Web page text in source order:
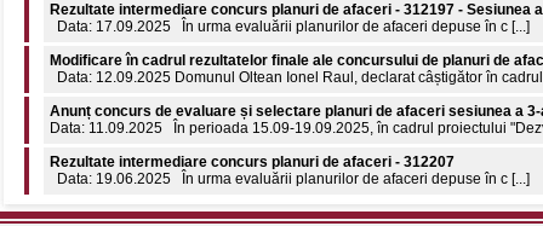
Rezultate intermediare concurs planuri de afaceri - 312197 - Sesiunea
Data: 17.09.2025 În urma evaluării planurilor de afaceri depuse în c [...]
Modificare în cadrul rezultatelor finale ale concursului de planuri de
Data: 12.09.2025 Domunul Oltean Ionel Raul, declarat câștigător în cadrul
Anunț concurs de evaluare și selectare planuri de afaceri sesiunea a 3-
Data: 11.09.2025 În perioada 15.09-19.09.2025, în cadrul proiectului
Rezultate intermediare concurs planuri de afaceri - 312207
Data: 19.06.2025 În urma evaluării planurilor de afaceri depuse în c [...]
Comunicat de presă: 8 aprilie 2026 - Ziua internațională a Romilor